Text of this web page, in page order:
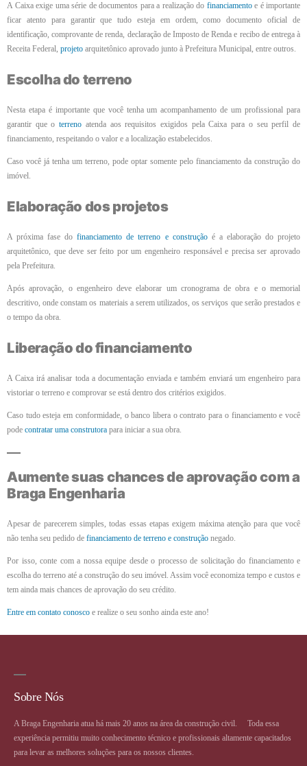
A Caixa exige uma série de documentos para a realização do financiamentoe é importante
ficar atento para garantir que tudo esteja em ordem, como documento oficial de
identificação, comprovante de renda, declaração de Imposto de Renda e recibo de entrega à
Receita Federal, projeto arquitetônico aprovado junto à Prefeitura Municipal, entre outros.
Escolha do terreno
Nesta etapa é importante que você tenha um acompanhamento de um profissional para
garantir que o terreno atenda aos requisitos exigidos pela Caixa para o seu perfil de
financiamento, respeitando o valor e a localização estabelecidos.
Caso você já tenha um terreno, pode optar somente pelo financiamento da construção do
imóvel.
Elaboração dos projetos
A próxima fase do financiamento de terreno e construçãoé a elaboração do projeto
arquitetônico, que deve ser feito por um engenheiro responsável e precisa ser aprovado
pela Prefeitura.
Após aprovação, o engenheiro deve elaborar um cronograma de obra e o memorial
descritivo, onde constam os materiais a serem utilizados, os serviços que serão prestados e
o tempo da obra.
Liberação do financiamento
A Caixa irá analisar toda a documentação enviada e também enviará um engenheiro para
vistoriar o terreno e comprovar se está dentro dos critérios exigidos.
Caso tudo esteja em conformidade, o banco libera o contrato para o financiamento e você
pode contratar uma construtora para iniciar a sua obra.
Aumente suas chances de aprovação com a
Braga Engenharia
Apesar de parecerem simples, todas essas etapas exigem máxima atenção para que você
não tenha seu pedido de financiamento de terreno e construção negado.
Por isso, conte com a nossa equipe desde o processo de solicitação do financiamento e
escolha do terreno até a construção do seu imóvel. Assim você economiza tempo e custos e
tem ainda mais chances de aprovação do seu crédito.
Entre em contato conosco e realize o seu sonho ainda este ano!
Sobre Nós
A Braga Engenharia atua há mais 20 anos na área da construção civil. ⠀ Toda essa
experiência permitiu muito conhecimento técnico e profissionais altamente capacitados
para levar as melhores soluções para os nossos clientes.